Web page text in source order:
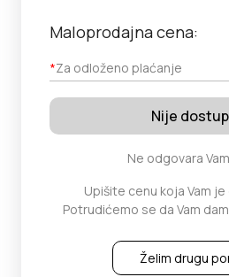
Maloprodajna cena:
*Za odloženo plaćanje
Nije
Ne odgovara
Upišite cenu koja Vam
Potrudićemo se da Vam
Želim drugu